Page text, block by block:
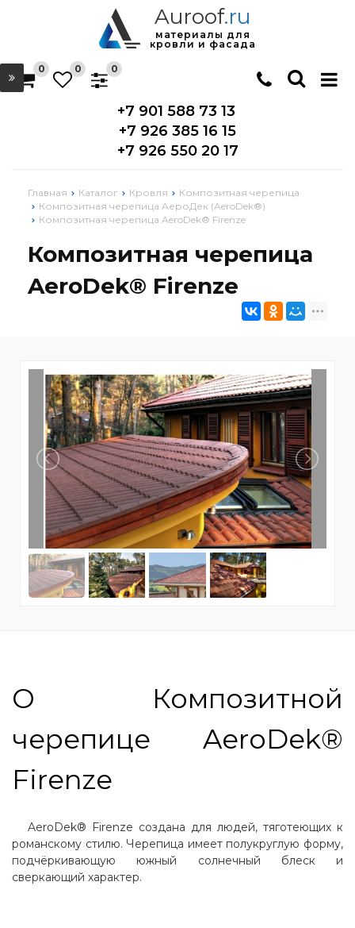
Auroof.ru
материалы для
кровли и фасада
+7 901 588 73 13
+7 926 385 16 15
+7 926 550 20 17
0 0 0
Главная Каталог Кровля
Композитная черепица
Композитная черепица АероДек (AeroDek®)
Композитная черепица AeroDek® Firenze
Композитная черепица
AeroDek® Firenze
О Композитной
черепице AeroDek®
Firenze
AeroDek® Firenze создана для людей, тяготеющих к
романскому стилю. Черепица имеет полукруглую форму,
подчёркивающую южный солнечный блеск и
сверкающий характер.